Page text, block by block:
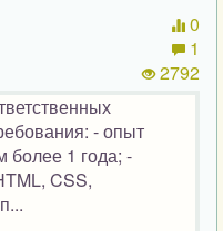
0
1
2792
- опыт
более 1 года; -
CSS,